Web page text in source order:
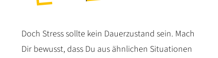
Doch Stress sollte kein Dauerzustand sein. Mach
Dir bewusst, dass Du aus ähnlichen Situationen